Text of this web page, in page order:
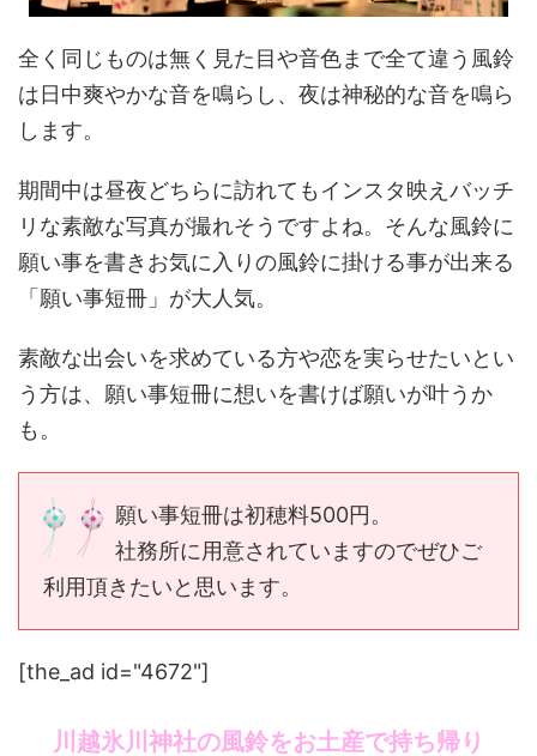
全く同じものは無く見た目や音色まで全て違う風鈴
は日中爽やかな音を鳴らし、夜は神秘的な音を鳴ら
します。
期間中は昼夜どちらに訪れてもインスタ映えバッチ
リな素敵な写真が撮れそうですよね。そんな風鈴に
願い事を書きお気に入りの風鈴に掛ける事が出来る
「願い事短冊」が大人気。
素敵な出会いを求めている方や恋を実らせたいとい
う方は、願い事短冊に想いを書けば願いが叶うか
も。
願い事短冊は初穂料500円。
社務所に用意されていますのでぜひご
利用頂きたいと思います。
[the_ad id="4672"]
川越氷川神社の風鈴をお土産で持ち帰り